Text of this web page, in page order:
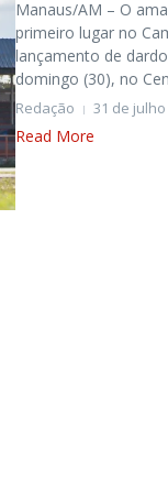
Manaus/AM – O
primeiro lugar no
lançamento de
domingo (30), no
Redação 31 de julho
Read More